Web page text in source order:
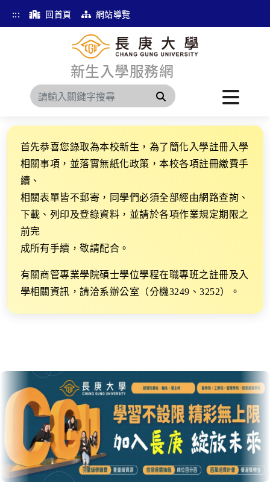
::: 回首頁 網站導覽
新生入學服務網
搜尋
首先恭喜您錄取為本校新生，為了簡化入學註冊入學
相關事項，並落實無紙化政策，本校各項註冊繳費手
續、
相關表單皆不郵寄，同學們必須全部經由網路查詢、
下載、列印及登錄資料，並請於各項作業規定期限之
前完
成所有手續，敬請配合。
有關商管專業學院碩士學位學程在職專班之註冊及入
學相關資訊，請洽系辦公室（分機3249、3252）。